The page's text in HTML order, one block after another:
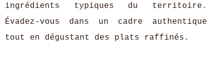
ingrédients typiques du territoire.
Évadez-vous dans un cadre authentique
tout en dégustant des plats raffinés.